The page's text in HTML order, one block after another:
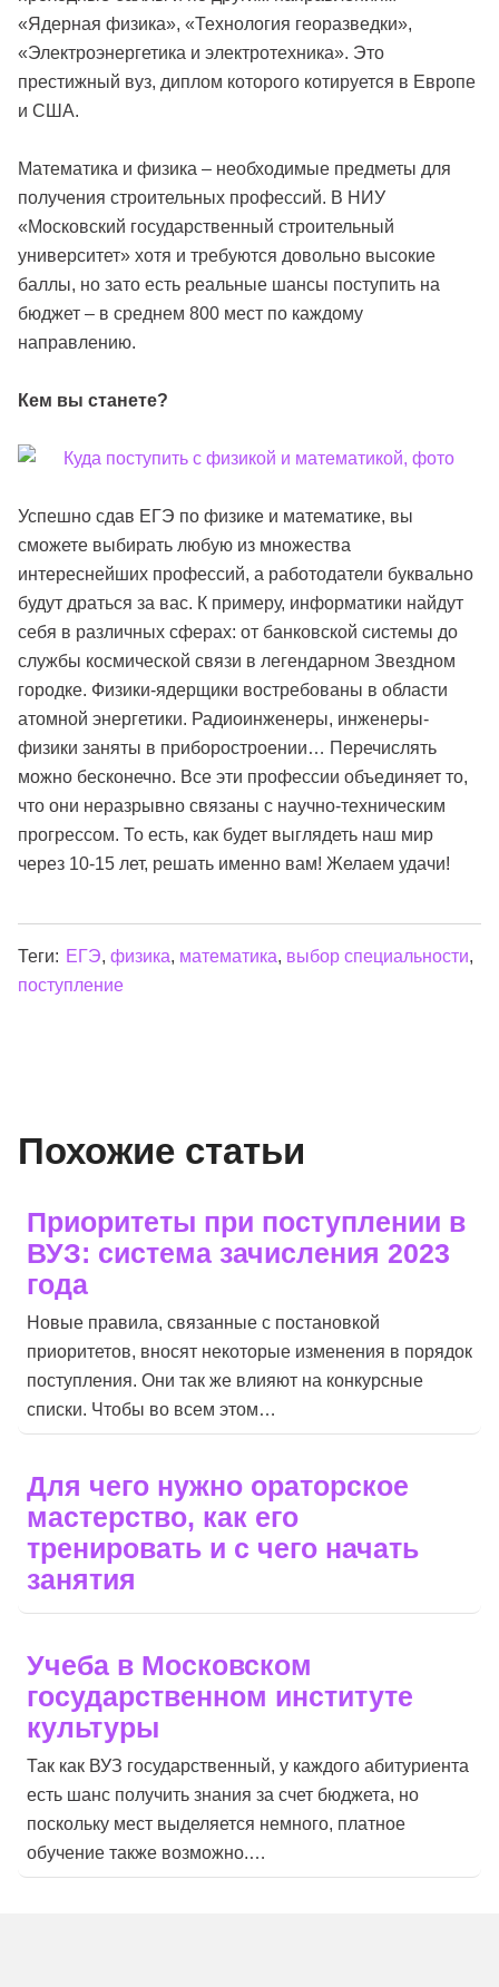
«Ядерная физика», «Технология георазведки»,
«Электроэнергетика и электротехника». Это
престижный вуз, диплом которого котируется в Европе
и США.
Математика и физика – необходимые предметы для
получения строительных профессий. В НИУ
«Московский государственный строительный
университет» хотя и требуются довольно высокие
баллы, но зато есть реальные шансы поступить на
бюджет – в среднем 800 мест по каждому
направлению.
Кем вы станете?
Успешно сдав ЕГЭ по физике и математике, вы
сможете выбирать любую из множества
интереснейших профессий, а работодатели буквально
будут драться за вас. К примеру, информатики найдут
себя в различных сферах: от банковской системы до
службы космической связи в легендарном Звездном
городке. Физики-ядерщики востребованы в области
атомной энергетики. Радиоинженеры, инженеры-
физики заняты в приборостроении… Перечислять
можно бесконечно. Все эти профессии объединяет то,
что они неразрывно связаны с научно-техническим
прогрессом. То есть, как будет выглядеть наш мир
через 10-15 лет, решать именно вам! Желаем удачи!
Теги: ЕГЭ, физика, математика, выбор специальности,
поступление
Похожие статьи
Приоритеты при поступлении в
ВУЗ: система зачисления 2023
года
Новые правила, связанные с постановкой
приоритетов, вносят некоторые изменения в порядок
поступления. Они так же влияют на конкурсные
списки. Чтобы во всем этом…
Для чего нужно ораторское
мастерство, как его
тренировать и с чего начать
занятия
Учеба в Московском
государственном институте
культуры
Так как ВУЗ государственный, у каждого абитуриента
есть шанс получить знания за счет бюджета, но
поскольку мест выделяется немного, платное
обучение также возможно.…